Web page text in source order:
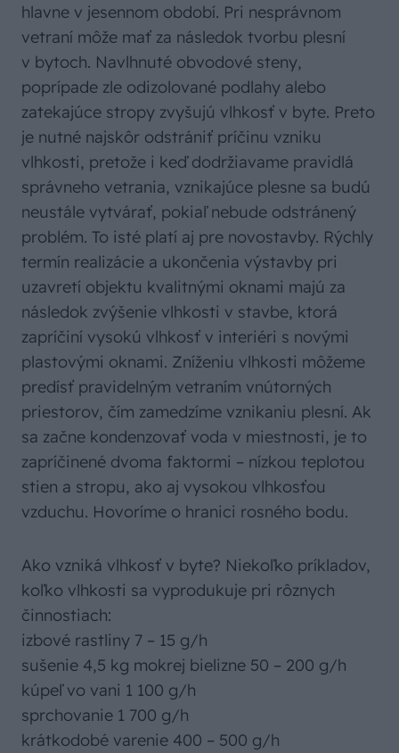
hlavne v jesennom období. Pri nesprávnom
vetraní môže mať za následok tvorbu plesní
v bytoch. Navlhnuté obvodové steny,
poprípade zle odizolované podlahy alebo
zatekajúce stropy zvyšujú vlhkosť v byte. Preto
je nutné najskôr odstrániť príčinu vzniku
vlhkosti, pretože i keď dodržiavame pravidlá
správneho vetrania, vznikajúce plesne sa budú
neustále vytvárať, pokiaľ nebude odstránený
problém. To isté platí aj pre novostavby. Rýchly
termín realizácie a ukončenia výstavby pri
uzavretí objektu kvalitnými oknami majú za
následok zvýšenie vlhkosti v stavbe, ktorá
zapríčiní vysokú vlhkosť v interiéri s novými
plastovými oknami. Zníženiu vlhkosti môžeme
predísť pravidelným vetraním vnútorných
priestorov, čím zamedzíme vznikaniu plesní. Ak
sa začne kondenzovať voda v miestnosti, je to
zapríčinené dvoma faktormi – nízkou teplotou
stien a stropu, ako aj vysokou vlhkosťou
vzduchu. Hovoríme o hranici rosného bodu.
Ako vzniká vlhkosť v byte? Niekoľko príkladov,
koľko vlhkosti sa vyprodukuje pri rôznych
činnostiach:
izbové rastliny 7 – 15 g/h
sušenie 4,5 kg mokrej bielizne 50 – 200 g/h
kúpeľ vo vani 1 100 g/h
sprchovanie 1 700 g/h
krátkodobé varenie 400 – 500 g/h